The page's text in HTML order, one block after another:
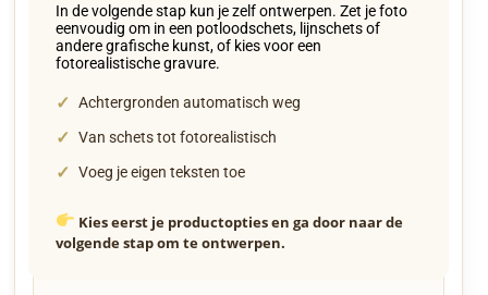
In de volgende stap kun je zelf ontwerpen. Zet je foto
eenvoudig om in een potloodschets, lijnschets of
andere grafische kunst, of kies voor een
fotorealistische gravure.
✓ Achtergronden automatisch weg
✓ Van schets tot fotorealistisch
✓ Voeg je eigen teksten toe
Kies eerst je productopties en ga door naar de
volgende stap om te ontwerpen.